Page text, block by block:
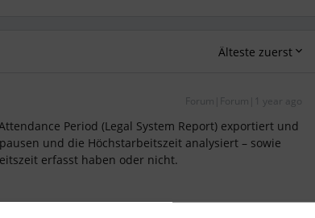
Älteste zuerst
Forum|Forum|1 year ago
Period (Legal System Report) exportiert und
und die Höchstarbeitszeit analysiert – sowie
erfasst haben oder nicht.